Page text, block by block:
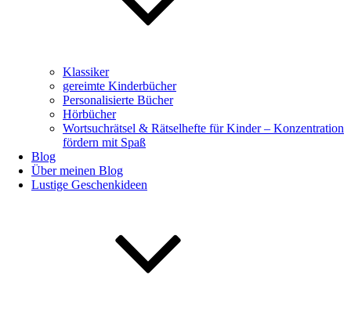
Klassiker
gereimte Kinderbücher
Personalisierte Bücher
Hörbücher
Wortsuchrätsel & Rätselhefte für Kinder – Konzentration
fördern mit Spaß
Blog
Über meinen Blog
Lustige Geschenkideen